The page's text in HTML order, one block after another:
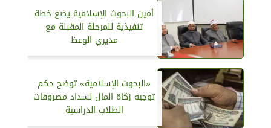
أمين البحوث الإسلامية يضع خطة
تنفيذية للمرحلة المقبلة مع
مديري الوعظ
«البحوث الإسلامية» توضح حكم
توجيه زكاة المال لسداد مصروفات
الطلاب الدراسية